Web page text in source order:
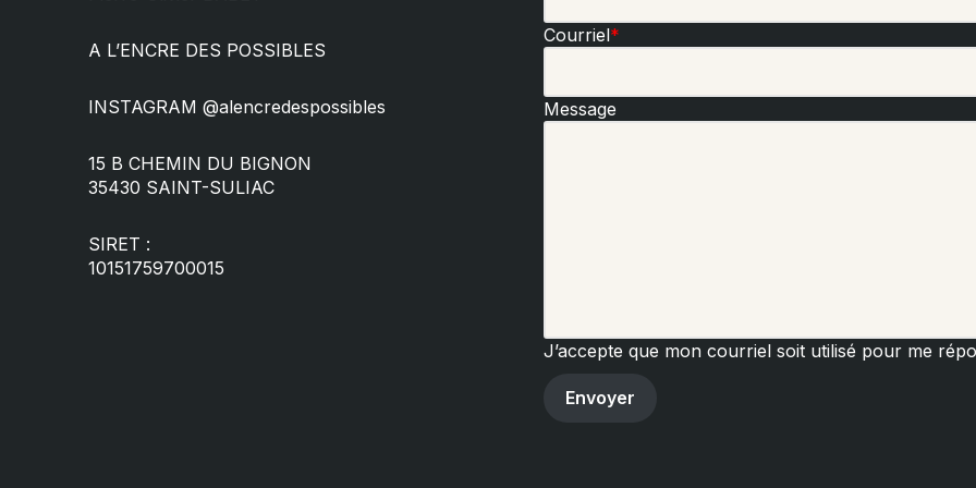
A L’ENCRE DES POSSIBLES
INSTAGRAM @alencredespossibles
15 B CHEMIN DU BIGNON
35430 SAINT-SULIAC
SIRET :
10151759700015
Courriel*
Message
J’accepte que mon courriel soit utilisé pour me
Envoyer